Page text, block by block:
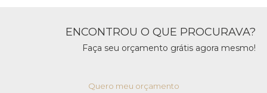
ENCONTROU O QUE PROCURAVA?
Faça seu orçamento grátis agora mesmo!
Quero meu orçamento